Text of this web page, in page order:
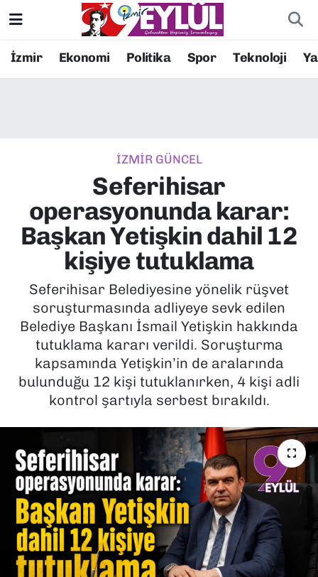
İzmir Ekonomi Politika Spor Teknoloji
İZMİR GÜNCEL
Seferihisar
operasyonunda karar:
Başkan Yetişkin dahil 12
kişiye tutuklama
Seferihisar Belediyesine yönelik rüşvet
soruşturmasında adliyeye sevk edilen
Belediye Başkanı İsmail Yetişkin hakkında
tutuklama kararı verildi. Soruşturma
kapsamında Yetişkin’in de aralarında
bulunduğu 12 kişi tutuklanırken, 4 kişi adli
kontrol şartıyla serbest bırakıldı.
Resmi İlanlar
EKONOMİ
KÜLTÜR SANAT
MAGAZİN
POLİTİKA
SAĞLIK
SPOR
YAŞAM
YEREL YÖNETİMLER
Konak Nöbetçi Eczaneler
Süper Lig Puan Durumu ve Fikstür
Tüm Manşetler
Son Dakika Haberleri
Haber Arşivi